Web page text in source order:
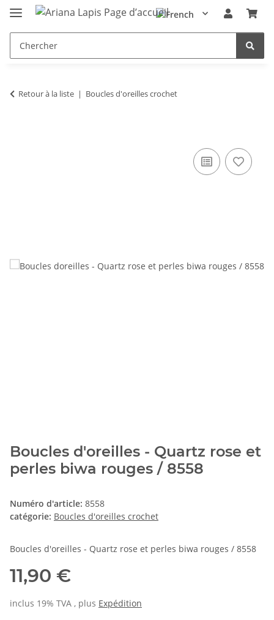
Retour à la liste Boucles d'oreilles crochet
Boucles d'oreilles - Quartz rose et
perles biwa rouges / 8558
Numéro d'article: 8558
catégorie: Boucles d'oreilles crochet
Boucles d'oreilles - Quartz rose et perles biwa rouges / 8558
11,90 €
inclus 19% TVA , plus Expédition